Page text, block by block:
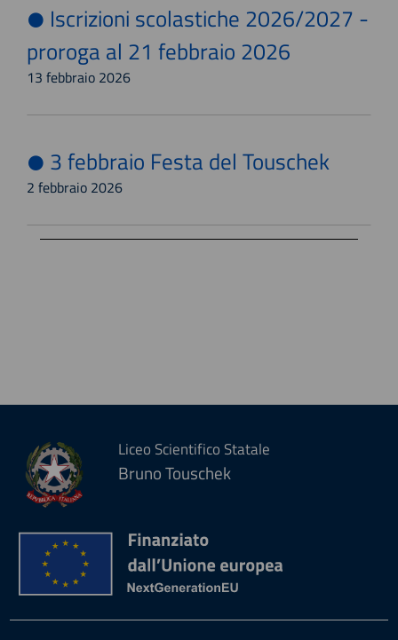
Iscrizioni scolastiche 2026/2027 -
proroga al 21 febbraio 2026
13 febbraio 2026
3 febbraio Festa del Touschek
2 febbraio 2026
Liceo Scientifico Statale
Bruno Touschek